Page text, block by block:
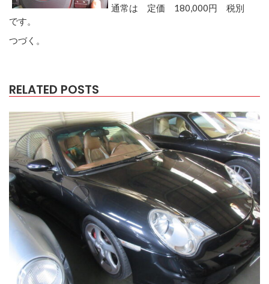
通常は 定価 180,000円 税別
です。
つづく。
RELATED POSTS